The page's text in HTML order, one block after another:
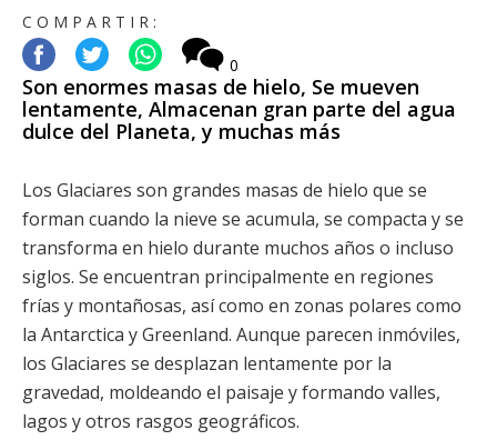
COMPARTIR:
0
Son enormes masas de hielo, Se mueven
lentamente, Almacenan gran parte del agua
dulce del Planeta, y muchas más
Los Glaciares son grandes masas de hielo que se
forman cuando la nieve se acumula, se compacta y se
transforma en hielo durante muchos años o incluso
siglos. Se encuentran principalmente en regiones
frías y montañosas, así como en zonas polares como
la Antarctica y Greenland. Aunque parecen inmóviles,
los Glaciares se desplazan lentamente por la
gravedad, moldeando el paisaje y formando valles,
lagos y otros rasgos geográficos.